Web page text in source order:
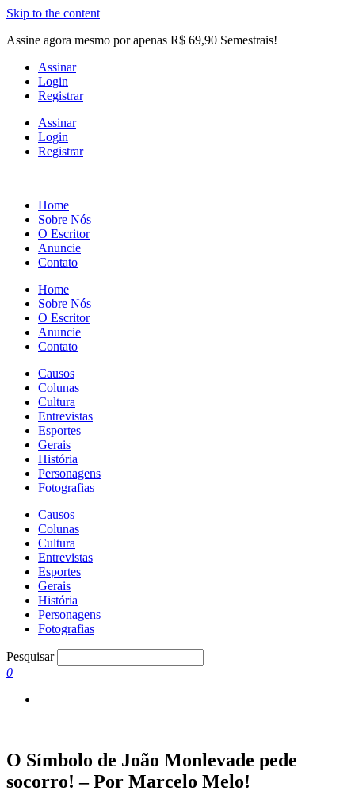
Skip to the content
Assine agora mesmo por apenas R$ 69,90 Semestrais!
Assinar
Login
Registrar
Assinar
Login
Registrar
Home
Sobre Nós
O Escritor
Anuncie
Contato
Home
Sobre Nós
O Escritor
Anuncie
Contato
Causos
Colunas
Cultura
Entrevistas
Esportes
Gerais
História
Personagens
Fotografias
Causos
Colunas
Cultura
Entrevistas
Esportes
Gerais
História
Personagens
Fotografias
Pesquisar
0
O Símbolo de João Monlevade pede
socorro! – Por Marcelo Melo!